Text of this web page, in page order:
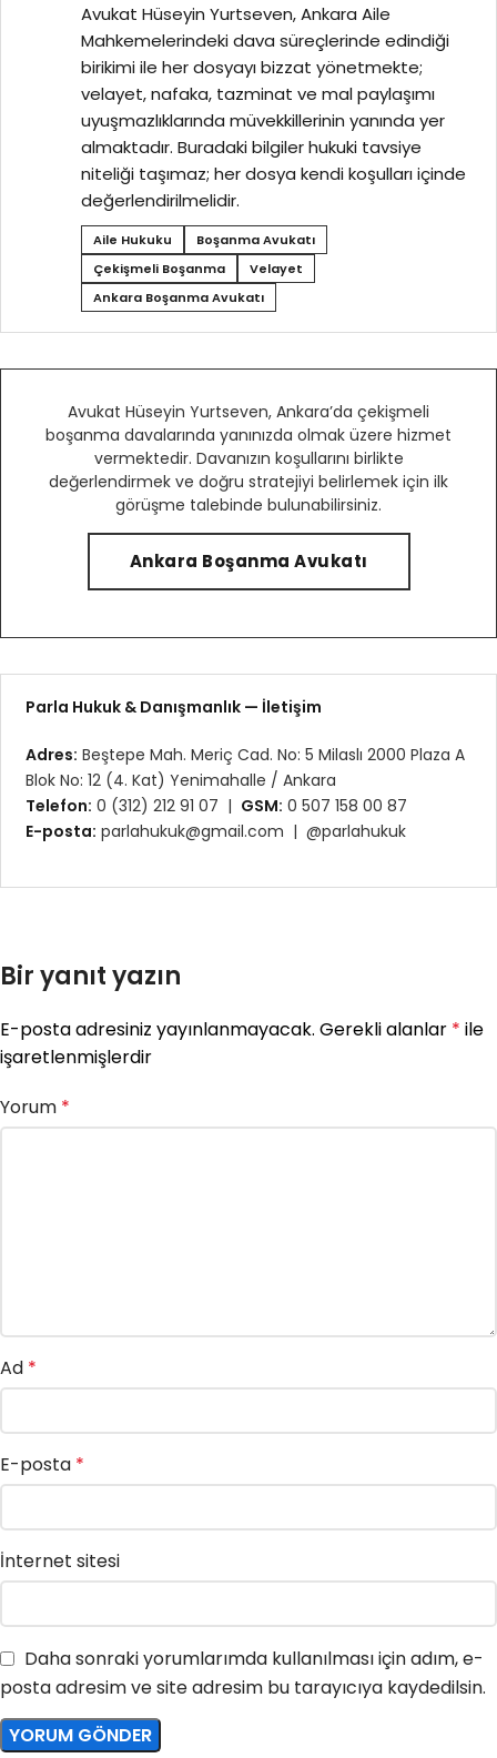
Avukat Hüseyin Yurtseven, Ankara Aile
Mahkemelerindeki dava süreçlerinde edindiği
birikimi ile her dosyayı bizzat yönetmekte;
velayet, nafaka, tazminat ve mal paylaşımı
uyuşmazlıklarında müvekkillerinin yanında yer
almaktadır. Buradaki bilgiler hukuki tavsiye
niteliği taşımaz; her dosya kendi koşulları içinde
değerlendirilmelidir.
Aile Hukuku
Boşanma Avukatı
Çekişmeli Boşanma
Velayet
Ankara Boşanma Avukatı
Avukat Hüseyin Yurtseven, Ankara’da çekişmeli
boşanma davalarında yanınızda olmak üzere hizmet
vermektedir. Davanızın koşullarını birlikte
değerlendirmek ve doğru stratejiyi belirlemek için ilk
görüşme talebinde bulunabilirsiniz.
Ankara Boşanma Avukatı
Parla Hukuk & Danışmanlık — İletişim
Adres: Beştepe Mah. Meriç Cad. No: 5 Milaslı 2000 Plaza A
Blok No: 12 (4. Kat) Yenimahalle / Ankara
Telefon: 0 (312) 212 91 07 | GSM: 0 507 158 00 87
E-posta: parlahukuk@gmail.com | @parlahukuk
Bir yanıt yazın
E-posta adresiniz yayınlanmayacak. Gerekli alanlar * ile
işaretlenmişlerdir
Yorum *
Ad *
E-posta *
İnternet sitesi
Daha sonraki yorumlarımda kullanılması için adım, e-
posta adresim ve site adresim bu tarayıcıya kaydedilsin.